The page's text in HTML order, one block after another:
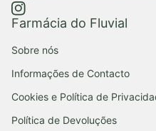
https://
(ligação abre num novo
Farmácia do Fluvial
Sobre nós
Informações de Contacto
Cookies e Política de
Política de Devoluções